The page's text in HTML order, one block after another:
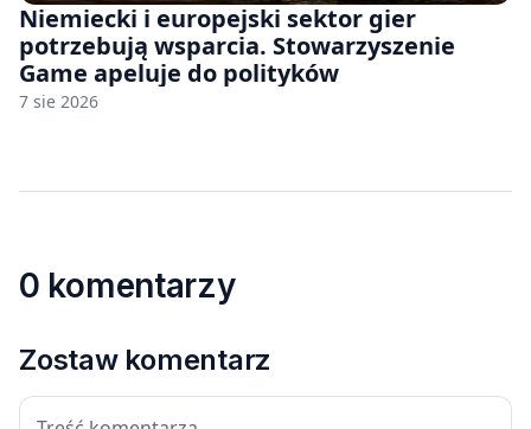
Niemiecki i europejski sektor gier
potrzebują wsparcia. Stowarzyszenie
Game apeluje do polityków
7 sie 2026
0 komentarzy
Zostaw komentarz